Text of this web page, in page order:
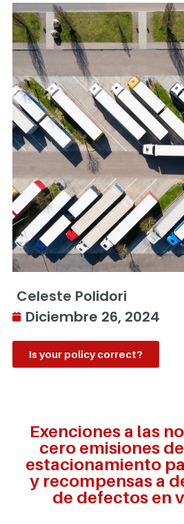
Celeste Polidori
Diciembre 26, 2024
Is your policy correct?
Exenciones a las
cero emisiones
estacionamiento
y recompensas a
de defectos en